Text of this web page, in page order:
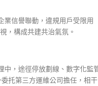
業信譽聯動，違規用戶受限用
，構成共建共治氣氛。
中，途徑停放劃線、數字化監
托第三方運維公司擔任，相干